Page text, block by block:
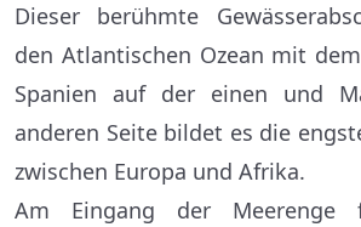
Dieser berühmte
den Atlantischen Ozean mit
Spanien auf der einen und
anderen Seite bildet es die
zwischen Europa und Afrika.
Am Eingang der Meerenge